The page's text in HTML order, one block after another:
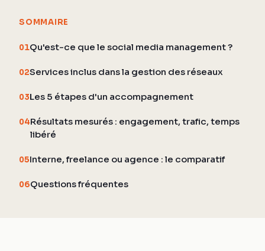
SOMMAIRE
01Qu'est-ce que le social media management ?
02Services inclus dans la gestion des réseaux
03Les 5 étapes d'un accompagnement
04Résultats mesurés : engagement, trafic, temps
libéré
05Interne, freelance ou agence : le comparatif
06Questions fréquentes